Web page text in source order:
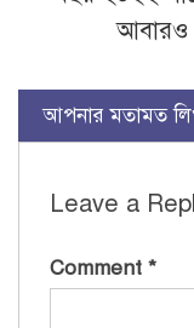
আবারও
আপনার মতামত
Leave a
Comment *